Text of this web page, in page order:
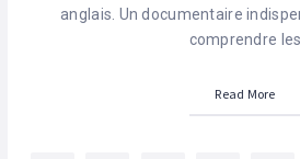
anglais. Un documentaire
comprendre les
Read More